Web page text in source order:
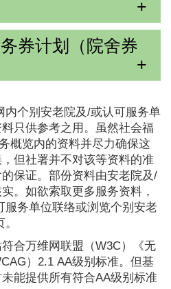
券计划（院舍券
内个别安老院及/或认可服务单
只供参考之用。虽然社会福
概览内的资料并尽力确保这
但社署并不对该等资料的准
保证。部份资料由安老院及/
。如欲索取更多服务资料，
服务单位联络或浏览个别安老
合万维网联盟（W3C）《无
）2.1 AA级别标准。但基
能提供所有符合AA级别标准